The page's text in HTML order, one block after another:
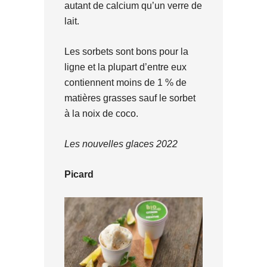
autant de calcium qu’un verre de
lait.
Les sorbets sont bons pour la
ligne et la plupart d’entre eux
contiennent moins de 1 % de
matières grasses sauf le sorbet
à la noix de coco.
Les nouvelles glaces 2022
Picard